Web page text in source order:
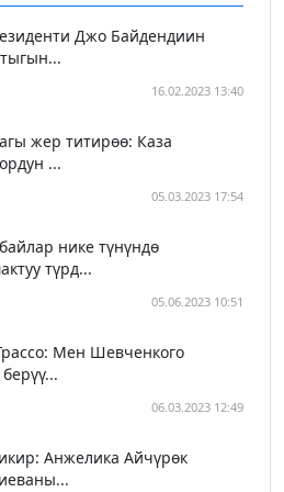
Джо Байдендиин
16.02.2023 13:40
жер титирөө: Каза
...
05.03.2023 17:54
нике түнүндө
түрд...
05.06.2023 10:51
Мен Шевченкого
06.03.2023 12:49
Анжелика Айчүрөк